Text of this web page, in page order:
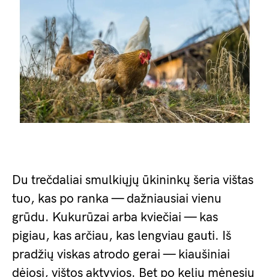
Du trečdaliai smulkiųjų ūkininkų šeria vištas
tuo, kas po ranka — dažniausiai vienu
grūdu. Kukurūzai arba kviečiai — kas
pigiau, kas arčiau, kas lengviau gauti. Iš
pradžių viskas atrodo gerai — kiaušiniai
dėjosi, vištos aktyvios. Bet po kelių mėnesių